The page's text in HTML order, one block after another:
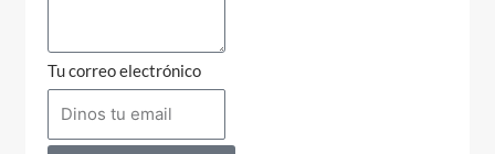
Tu correo electrónico